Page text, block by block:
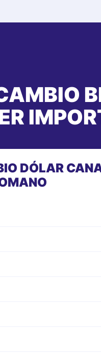
DÓLAR